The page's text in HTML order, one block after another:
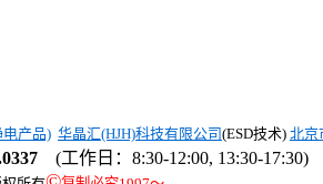
电产品) 华晶汇(HJH)科技有限公司(ESD技术) 北京
(工作日：8:30-12:00, 13:30-17:30)